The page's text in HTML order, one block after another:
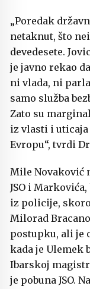
„Poredak
netaknut, što
devedesete.
je javno rekao
ni vlada, ni
samo služba
Zato su
iz vlasti i uticaja
Evropu“, tvrdi
Mile Novaković
JSO i
iz policije,
Milorad
postupku, ali je
kada je Ulemek
Ibarskoj
je pobuna JSO.